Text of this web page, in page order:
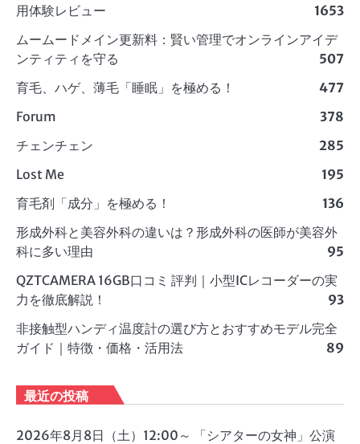
用体験レビュー
1653
ムームードメイン更新料：賢い管理でオンラインアイデ
ンティティを守る
507
育毛、ハゲ、薄毛「睡眠」を極める！
477
Forum
378
チェンチェン
285
Lost Me
195
育毛剤「成分」を極める！
136
形成外科と美容外科の違いは？形成外科の医師が美容外
科に多い理由
95
QZTCAMERA 16GB口コミ 評判｜小型ICレコーダーの実
力を徹底解説！
93
非接触型ハンディ温度計の選び方とおすすめモデル完全
ガイド｜特徴・価格・活用法
89
最近の投稿
2026年8月8日（土）12:00～ 「シアターの女神」公演